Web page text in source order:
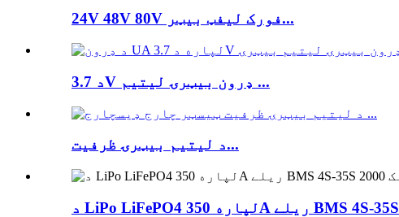
24V 48V 80V فورک لیفټ بیټر...
د 3.7V ډرون بیټرۍ لیتیم ...
د لیتیم بیټرۍ ظرفیت...